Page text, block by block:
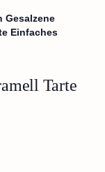
Gesalzene
Einfaches
Tarte